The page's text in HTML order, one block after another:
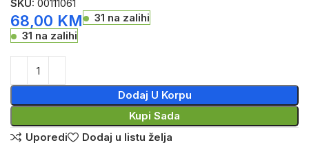
SKU:00111061
68,00 KM
31 na zalihi
31 na zalihi
Dodaj U Korpu
Kupi Sada
Uporedi
Dodaj u listu želja